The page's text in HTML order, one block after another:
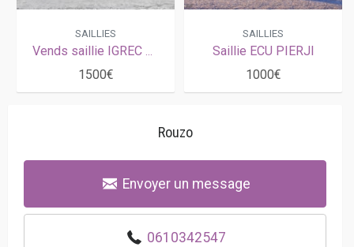
SAILLIES
Vends saillie IGREC DE CELLAND (Django Riff - Topaze de Tillard par Capriccio)
1500€
SAILLIES
Saillie ECU PIERJI
1000€
Rouzo
Envoyer un message
0610342547